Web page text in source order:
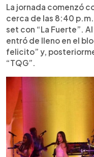
Tras interpretar
“Hoy es nuestra
residencia en
inolvidable”. En la
Rica, Guatemala y
entusiasmo por
La jornada comenzó
cerca de las 8:40
set con “La Fuerte”.
entró de lleno en el
felicito” y,
“TQG”.